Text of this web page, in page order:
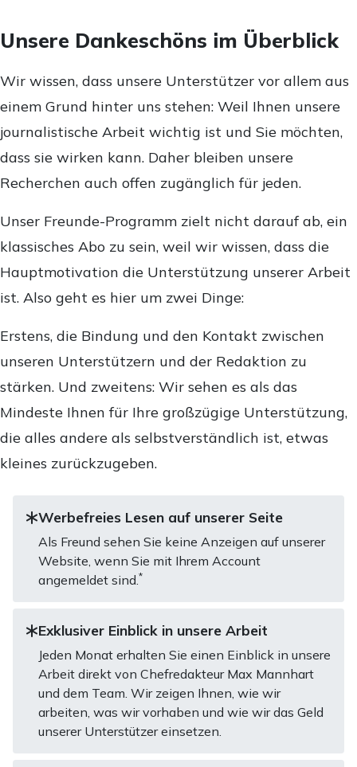
Unsere Dankeschöns im Überblick
Wir wissen, dass unsere Unterstützer vor allem aus
einem Grund hinter uns stehen: Weil Ihnen unsere
journalistische Arbeit wichtig ist und Sie möchten,
dass sie wirken kann. Daher bleiben unsere
Recherchen auch offen zugänglich für jeden.
Unser Freunde-Programm zielt nicht darauf ab, ein
klassisches Abo zu sein, weil wir wissen, dass die
Hauptmotivation die Unterstützung unserer Arbeit
ist. Also geht es hier um zwei Dinge:
Erstens, die Bindung und den Kontakt zwischen
unseren Unterstützern und der Redaktion zu
stärken. Und zweitens: Wir sehen es als das
Mindeste Ihnen für Ihre großzügige Unterstützung,
die alles andere als selbstverständlich ist, etwas
kleines zurückzugeben.
Werbefreies Lesen auf unserer Seite
Als Freund sehen Sie keine Anzeigen auf unserer
Website, wenn Sie mit Ihrem Account
angemeldet sind.*
Exklusiver Einblick in unsere Arbeit
Jeden Monat erhalten Sie einen Einblick in unsere
Arbeit direkt von Chefredakteur Max Mannhart
und dem Team. Wir zeigen Ihnen, wie wir
arbeiten, was wir vorhaben und wie wir das Geld
unserer Unterstützer einsetzen.